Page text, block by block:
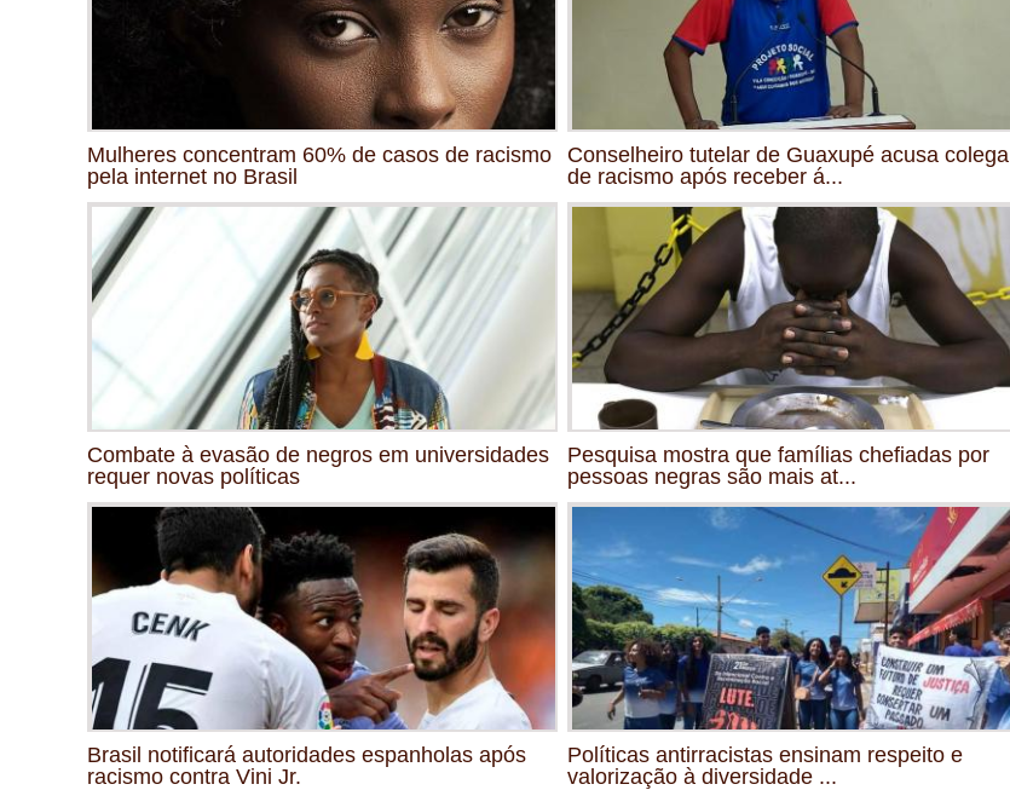
Mulheres concentram 60% de casos de racismo
pela internet no Brasil
Conselheiro tutelar de Guaxupé acusa colega
de racismo após receber á...
Combate à evasão de negros em universidades
requer novas políticas
Pesquisa mostra que famílias chefiadas por
pessoas negras são mais at...
Brasil notificará autoridades espanholas após
racismo contra Vini Jr.
Políticas antirracistas ensinam respeito e
valorização à diversidade ...